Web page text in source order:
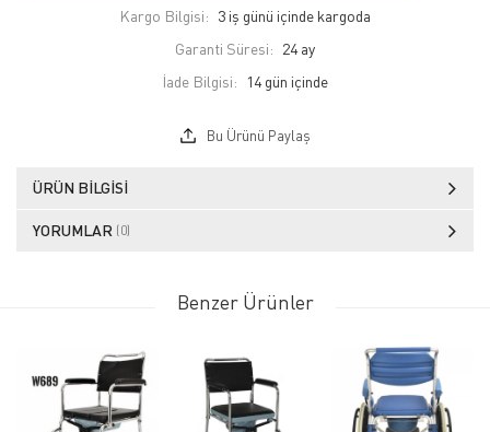
Kargo Bilgisi: 3 iş günü içinde kargoda
Garanti Süresi: 24 ay
İade Bilgisi:
Bu Ürünü Paylaş
ÜRÜN BILGISI
YORUMLAR (0)
Benzer Ürünler